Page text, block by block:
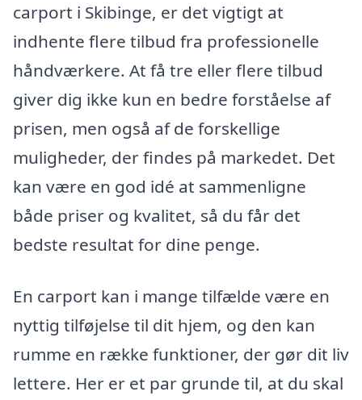
carport i Skibinge, er det vigtigt at
indhente flere tilbud fra professionelle
håndværkere. At få tre eller flere tilbud
giver dig ikke kun en bedre forståelse af
prisen, men også af de forskellige
muligheder, der findes på markedet. Det
kan være en god idé at sammenligne
både priser og kvalitet, så du får det
bedste resultat for dine penge.
En carport kan i mange tilfælde være en
nyttig tilføjelse til dit hjem, og den kan
rumme en række funktioner, der gør dit liv
lettere. Her er et par grunde til, at du skal